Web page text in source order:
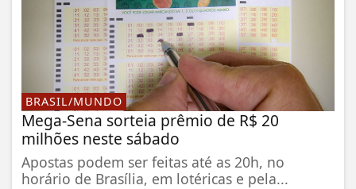
BRASIL/MUNDO
Mega-Sena sorteia prêmio de R$ 20
milhões neste sábado
Apostas podem ser feitas até as 20h, no
horário de Brasília, em lotéricas e pela...